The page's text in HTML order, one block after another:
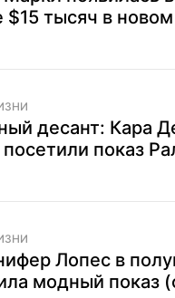
тысяч в
десант: Кара
показ
Лопес в
модный показ